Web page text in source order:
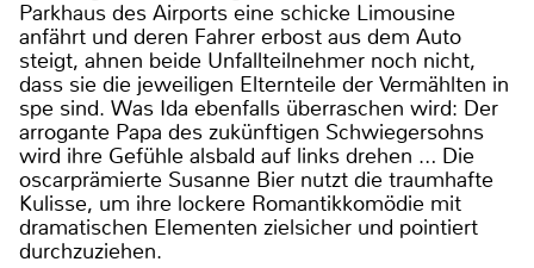
Parkhaus des Airports eine schicke Limousine
anfährt und deren Fahrer erbost aus dem Auto
steigt, ahnen beide Unfallteilnehmer noch nicht,
dass sie die jeweiligen Elternteile der Vermählten in
spe sind. Was Ida ebenfalls überraschen wird: Der
arrogante Papa des zukünftigen Schwiegersohns
wird ihre Gefühle alsbald auf links drehen … Die
oscarprämierte Susanne Bier nutzt die traumhafte
Kulisse, um ihre lockere Romantikkomödie mit
dramatischen Elementen zielsicher und pointiert
durchzuziehen.